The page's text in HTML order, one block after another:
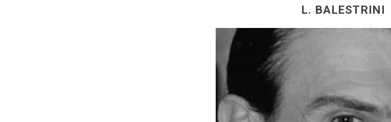
L. BALESTRINI